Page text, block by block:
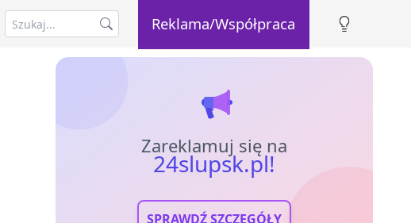
Reklama/Współpraca
Zareklamuj się na
24slupsk.pl!
SPRAWDŹ SZCZEGÓŁY